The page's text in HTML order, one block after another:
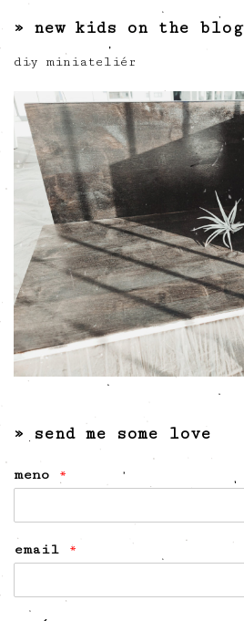
» new kids on the blog
diy miniateliér
» send me some love
meno *
email *